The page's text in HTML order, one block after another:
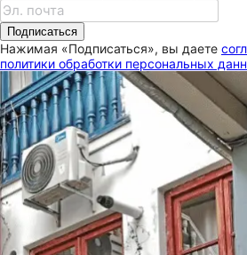
Подписаться
Нажимая «Подписаться», вы даете
политики обработки персональных